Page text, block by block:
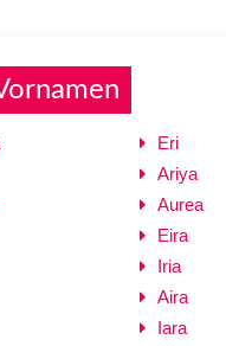
Eri
Ariya
Aurea
Eira
Iria
Aira
Iara